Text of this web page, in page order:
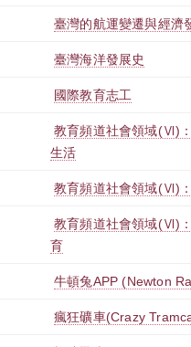
臺灣的航運變遷與經濟
臺灣海洋發展史
國際教育志工
教育頻道社會領域(Ⅵ)
生活
教育頻道社會領域(Ⅵ)
教育頻道社會領域(Ⅵ)
育
牛頓兔APP (Newton
瘋狂礦車(Crazy